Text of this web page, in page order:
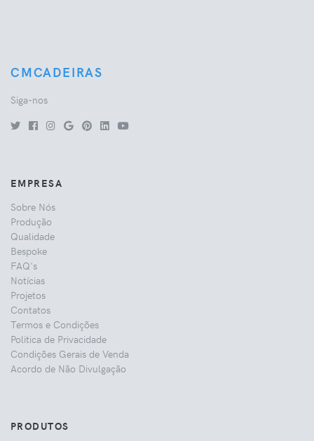
CMCADEIRAS
Siga-nos
EMPRESA
Sobre Nós
Produção
Qualidade
Bespoke
FAQ's
Notícias
Projetos
Contatos
Termos e Condições
Politica de Privacidade
Condições Gerais de Venda
Acordo de Não Divulgação
PRODUTOS